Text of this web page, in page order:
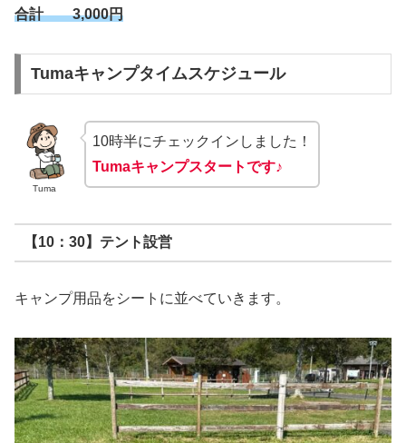
合計 3,000円
Tumaキャンプタイムスケジュール
Tuma
10時半にチェックインしました！
Tumaキャンプスタートです♪
【10：30】テント設営
キャンプ用品をシートに並べていきます。